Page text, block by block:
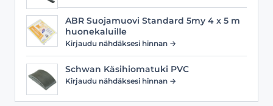
ABR Suojamuovi Standard 5my 4 x 5 m
huonekaluille
Kirjaudu nähdäksesi hinnan →
Schwan Käsihiomatuki PVC
Kirjaudu nähdäksesi hinnan →